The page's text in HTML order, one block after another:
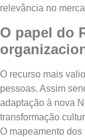
relevância no
O papel do
O recurso mais
pessoas. Assim
adaptação à nova
transformação
O mapeamento